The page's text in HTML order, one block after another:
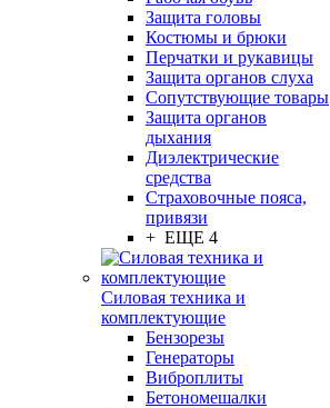
Защита головы
Костюмы и брюки
Перчатки и рукавицы
Защита органов слуха
Сопутствующие товары
Защита органов
дыхания
Диэлектрические
средства
Страховочные пояса,
привязи
+ ЕЩЕ 4
Силовая техника и
комплектующие
Бензорезы
Генераторы
Виброплиты
Бетономешалки